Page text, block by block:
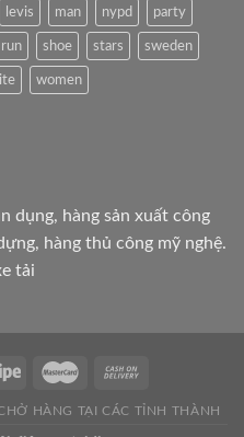
levis man nypd party
run shoe stars sweden
women
dụng, hàng sản xuất công
hàng thủ công mỹ nghệ.
tải
HÀNG TẠI CÁC TỈNH THÀNH